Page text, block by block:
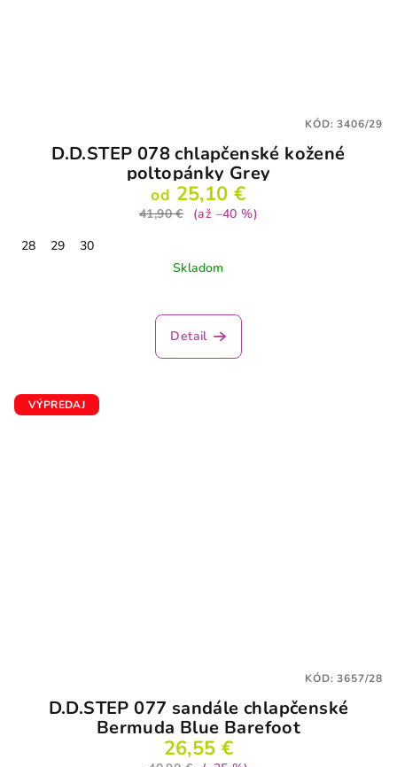
D.D.STEP 078 chlapčenské kožené
poltopánky Grey
od 25,10 €
41,90 €
(až –40 %)
28
29
30
Skladom
Detail
KÓD:3406/29
VÝPREDAJ
D.D.STEP 077 sandále chlapčenské
Bermuda Blue Barefoot
26,55 €
KÓD:3657/28